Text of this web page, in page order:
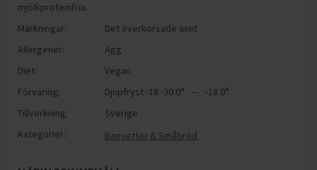
mjölkproteinfria.
Märkningar:
Det överkorsade axet
Allergener:
Ägg
Diet:
Vegan
Förvaring:
Djupfryst -18 -30.0° — -18.0°
Tillverkning:
Sverige
Kategorier:
Baguetter & Småbröd